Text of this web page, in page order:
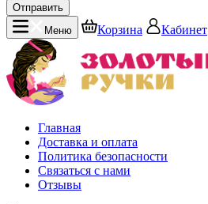
Отправить
Меню
Корзина Кабинет
Главная
Доставка и оплата
Политика безопасности
Связаться с нами
Отзывы